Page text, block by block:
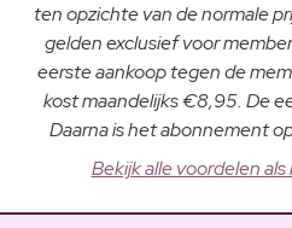
ten opzichte van de normale
gelden exclusief voor
eerste aankoop tegen de
kost maandelijks €8,95. De
Daarna is het abonnement
Bekijk alle voordelen